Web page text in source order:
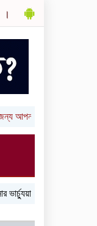
লিখা (তথ্য, ছবি ও
বক্তব্যে ভারতের সমর্থন